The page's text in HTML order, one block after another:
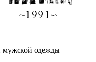
мужской одежды